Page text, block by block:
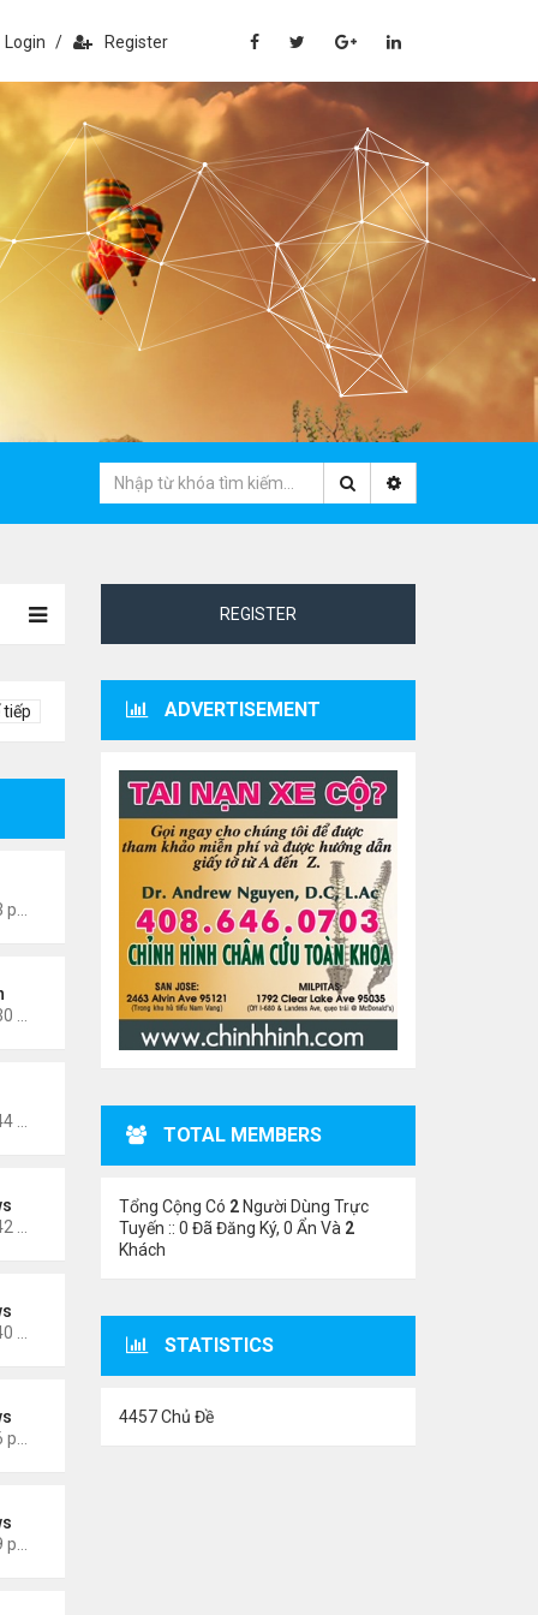
Login / Register
tiếp
REGISTER
ADVERTISEMENT
TOTAL MEMBERS
Tổng Cộng Có 2Người Dùng Trực
Tuyến :: 0 Đã Đăng Ký, 0 Ẩn Và 2
Khách
STATISTICS
4457 Chủ Đề